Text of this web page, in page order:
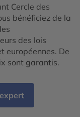
Cercle des
bénéficiez de la
des lois
européennes. De
sont garantis.